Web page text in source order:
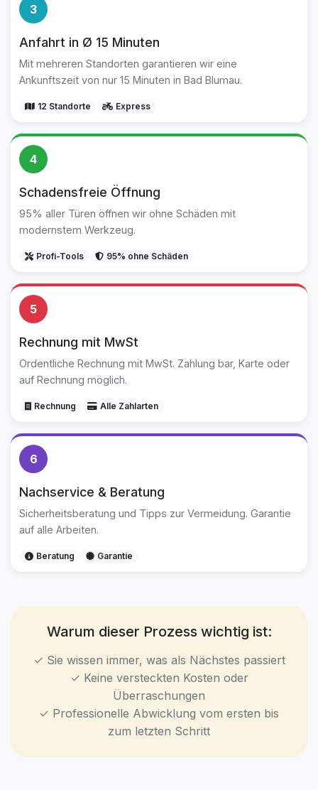
3
Anfahrt in Ø 15 Minuten
Mit mehreren Standorten garantieren wir eine
Ankunftszeit von nur 15 Minuten in Bad Blumau.
12 Standorte Express
4
Schadensfreie Öffnung
95% aller Türen öffnen wir ohne Schäden mit
modernstem Werkzeug.
Profi-Tools 95% ohne Schäden
5
Rechnung mit MwSt
Ordentliche Rechnung mit MwSt. Zahlung bar, Karte oder
auf Rechnung möglich.
Rechnung Alle Zahlarten
6
Nachservice & Beratung
Sicherheitsberatung und Tipps zur Vermeidung. Garantie
auf alle Arbeiten.
Beratung Garantie
Warum dieser Prozess wichtig ist:
✓ Sie wissen immer, was als Nächstes passiert
✓ Keine versteckten Kosten oder
Überraschungen
✓ Professionelle Abwicklung vom ersten bis
zum letzten Schritt